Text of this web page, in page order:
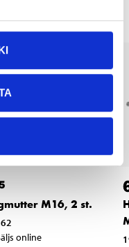
M16, 2 st.
online